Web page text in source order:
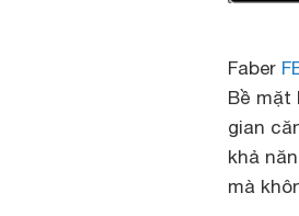
Faber
Bề mặt
gian
khả
mà